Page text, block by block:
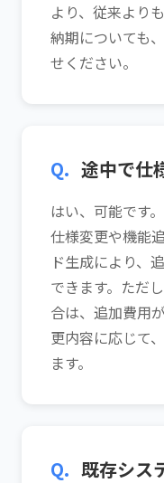
より、従来より
納期についても
せください。
Q. 途中で仕
はい、可能です
仕様変更や機能
ド生成により、
できます。ただ
合は、追加費用
更内容に応じて
ます。
Q. 既存シス